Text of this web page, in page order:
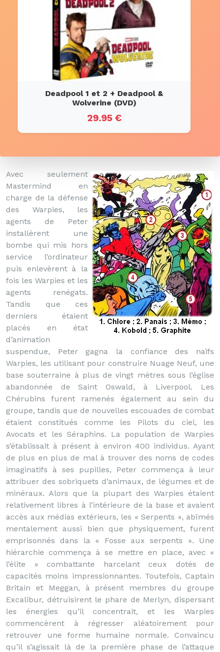
Deadpool 1 et 2 + Deadpool &
Wolverine (DVD)
29.95 €
Avec seulement
Mastermind en
charge de la défense
des Warpies, les
agents de Peter
installèrent une
bombe qui mis hors
service l’ordinateur
puis enlevèrent à la
fois les Warpies et les
agents renégats.
Tandis que ces
derniers étaient
placés en état
d’animation
suspendue, Peter gagna la confiance des naïfs
Warpies, les utilisant pour construire Nuage Neuf, une
base souterraine à plus de vingt mètres sous l’église
abandonnée de Saint Oswald, à Liverpool. Les
Chérubins furent ramenés également au sein du
groupe, tandis que de nouvelles escouades de combat
étaient constitués comme les Pilots du ciel, les
Avocats et les Séraphins. La population de Warpies
s’établissait à présent à environ 400 individus. Ayant
de plus en plus de mal à trouver des noms de codes
imaginatifs à ses pupilles, Peter commença à leur
attribuer des sobriquets d’animaux, de légumes et de
minéraux. Alors que la plupart des Warpies étaient
relativement libres à l’intérieure de la base et avaient
accès aux médias extérieurs, les « Serpents », abîmés
mentalement aussi bien que physiquement, furent
emprisonnés dans la « Fosse aux serpents ». Une
hiérarchie commença à se mettre en place, avec «
l’élite » combattante harcelant ceux dotés de
capacités moins impressionnantes. Toutefois, Captain
Britain et Meggan, à présent membres du groupe
Excalibur, détruisirent le phare de Merlyn, dispersant
les énergies qu’il concentrait, et les Warpies
commencèrent à régresser aléatoirement pour
retrouver une forme humaine normale. Convaincu
qu’il s’agissait là de la première phase de l’attaque